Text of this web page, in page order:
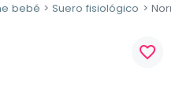
bebé Suero fisiológico
favorite_border